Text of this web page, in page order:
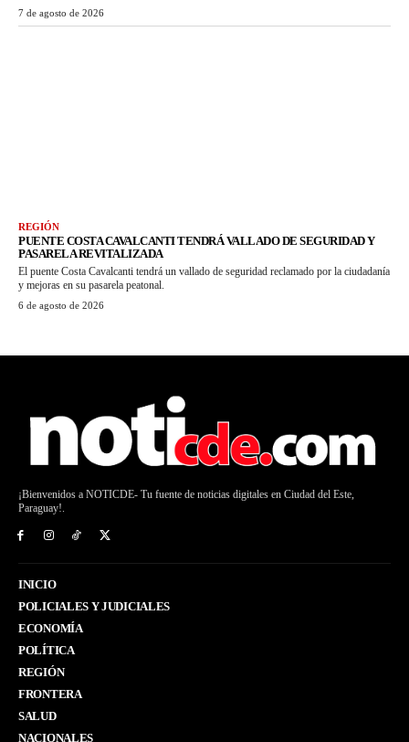
7 de agosto de 2026
REGIÓN
PUENTE COSTA CAVALCANTI TENDRÁ VALLADO DE SEGURIDAD Y
PASARELA REVITALIZADA
El puente Costa Cavalcanti tendrá un vallado de seguridad reclamado por la ciudadanía
y mejoras en su pasarela peatonal.
6 de agosto de 2026
¡Bienvenidos a NOTICDE- Tu fuente de noticias digitales en Ciudad del Este,
Paraguay!.
INICIO
POLICIALES Y JUDICIALES
ECONOMÍA
POLÍTICA
REGIÓN
FRONTERA
SALUD
NACIONALES